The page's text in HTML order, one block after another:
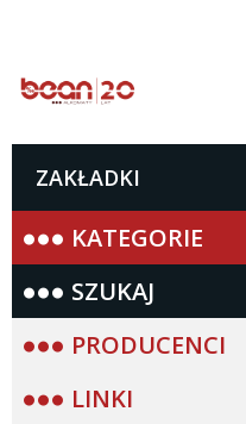
ZAKŁADKI
KATEGORIE
SZUKAJ
PRODUCENCI
LINKI